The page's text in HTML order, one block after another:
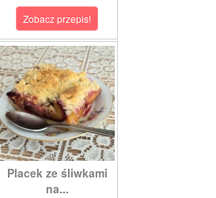
Zobacz przepis!
Placek ze śliwkami
na...